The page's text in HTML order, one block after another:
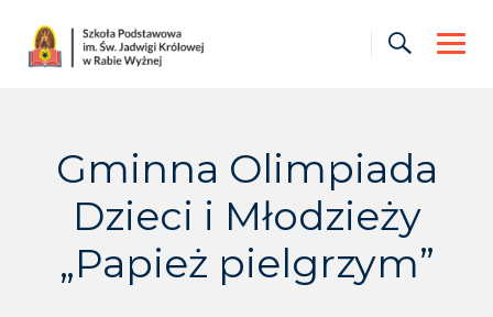
content
Gminna Olimpiada
Dzieci i Młodzieży
„Papież pielgrzym”